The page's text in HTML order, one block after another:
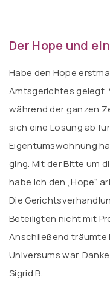
Der Hope und
Habe den Hope
Amtsgerichtes gelegt.
während der ganzen
sich eine Lösung ab
Eigentumswohnung
ging. Mit der Bitte um
habe ich den „Hope“
Die
Beteiligten nicht mit
Anschließend träumte
Universums war.
Sigrid B.